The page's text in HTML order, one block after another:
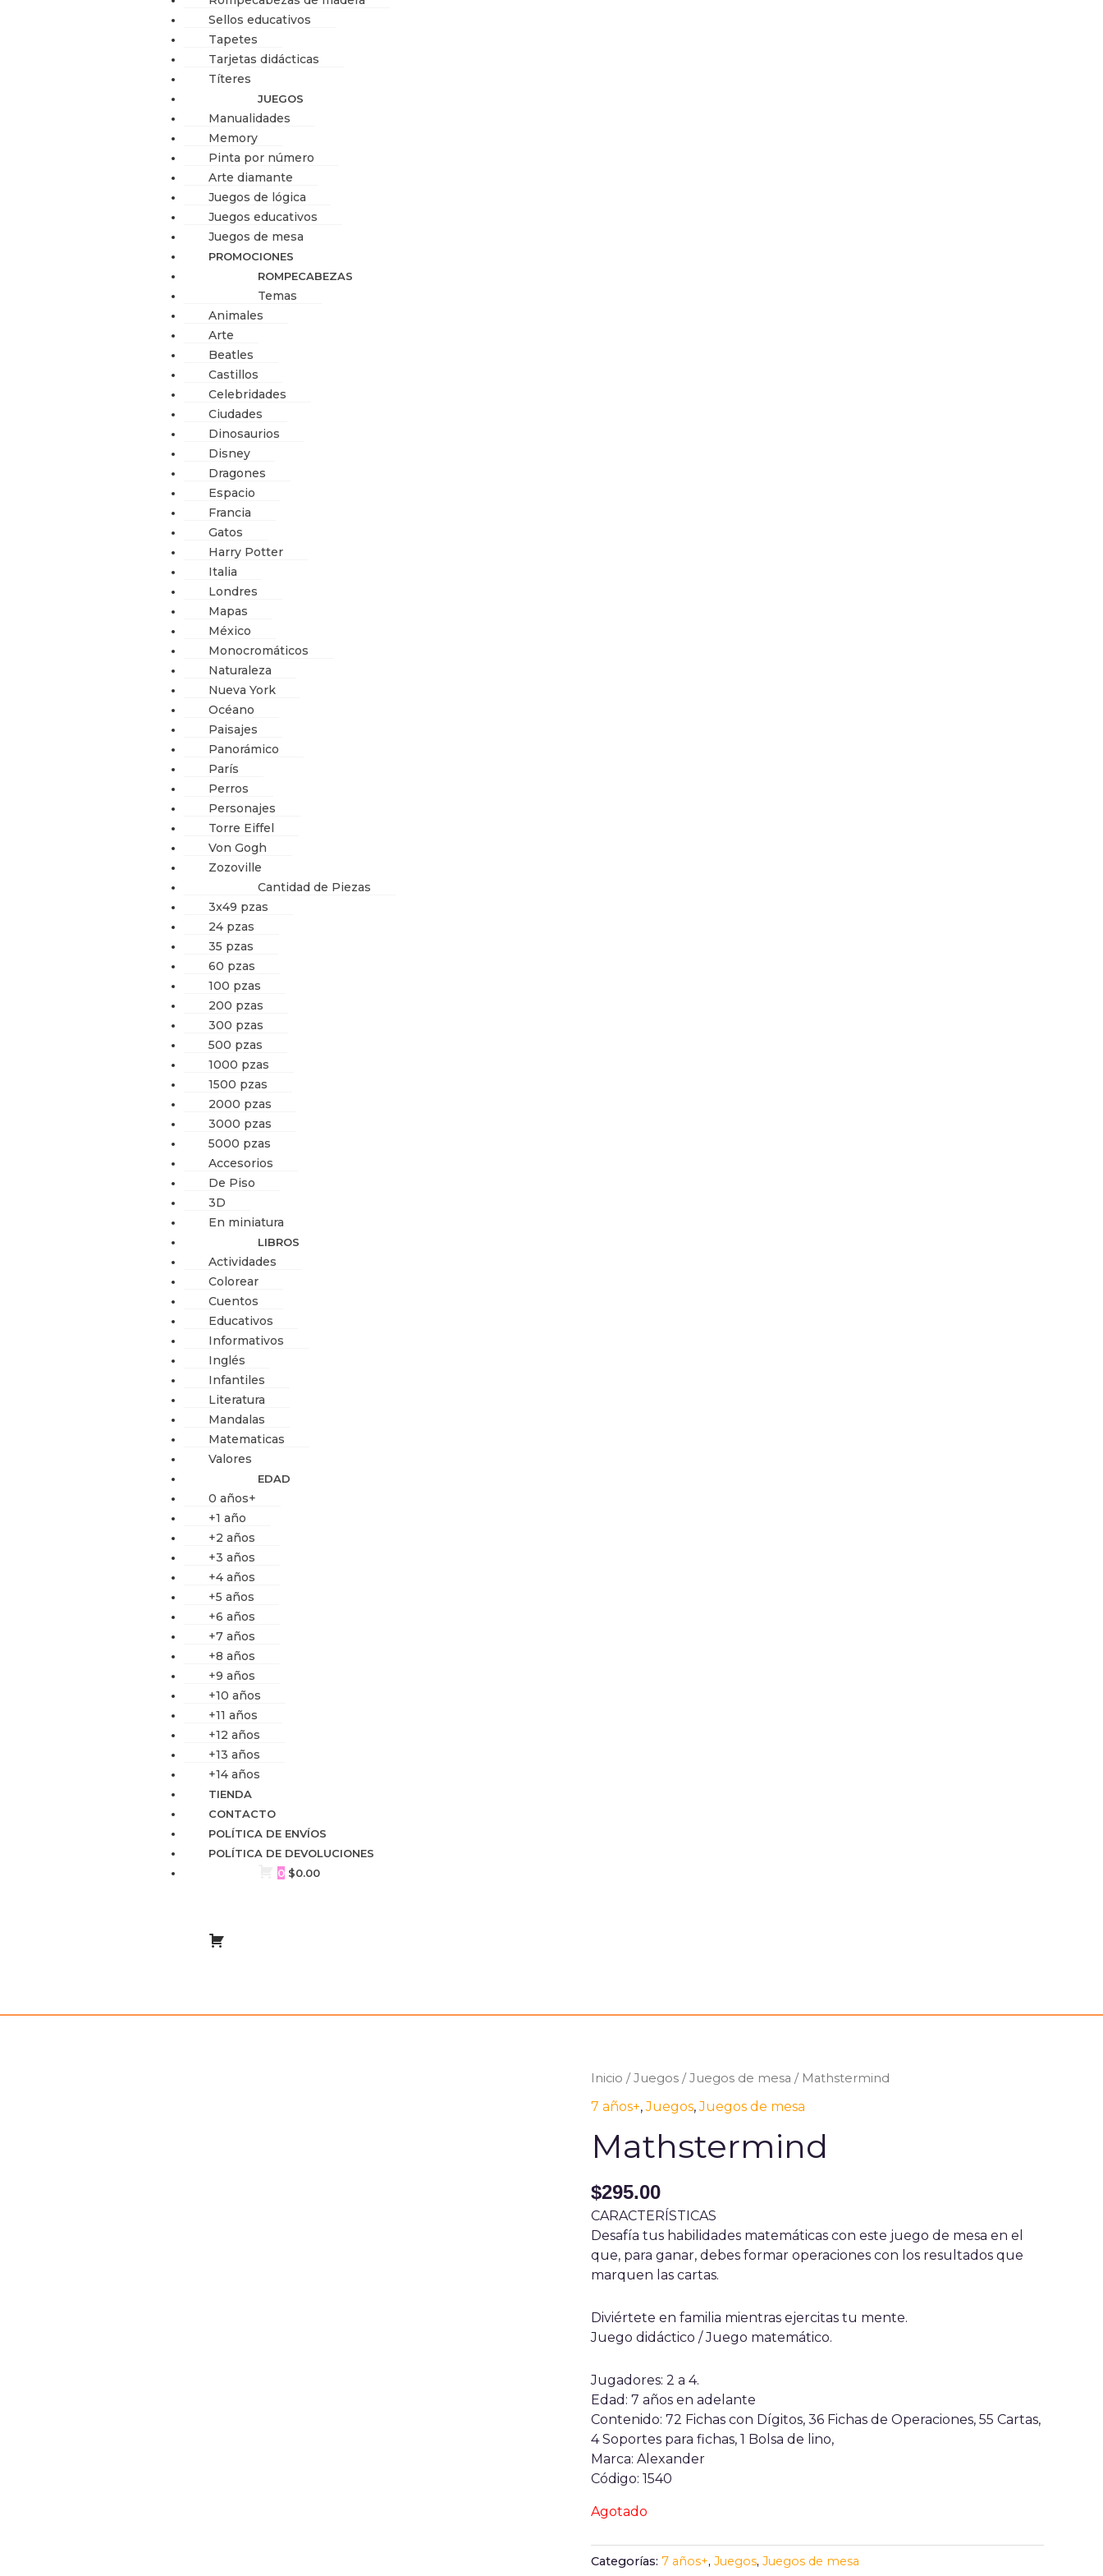
Sellos educativos
Tapetes
Tarjetas didácticas
Títeres
JUEGOS
Manualidades
Memory
Pinta por número
Arte diamante
Juegos de lógica
Juegos educativos
Juegos de mesa
PROMOCIONES
ROMPECABEZAS
Temas
Animales
Arte
Beatles
Castillos
Celebridades
Ciudades
Dinosaurios
Disney
Dragones
Espacio
Francia
Gatos
Harry Potter
Italia
Londres
Mapas
México
Monocromáticos
Naturaleza
Nueva York
Océano
Paisajes
Panorámico
París
Perros
Personajes
Torre Eiffel
Von Gogh
Zozoville
Cantidad de Piezas
3x49 pzas
24 pzas
35 pzas
60 pzas
100 pzas
200 pzas
300 pzas
500 pzas
1000 pzas
1500 pzas
2000 pzas
3000 pzas
5000 pzas
Accesorios
De Piso
3D
En miniatura
LIBROS
Actividades
Colorear
Cuentos
Educativos
Informativos
Inglés
Infantiles
Literatura
Mandalas
Matematicas
Valores
EDAD
0 años+
+1 año
+2 años
+3 años
+4 años
+5 años
+6 años
+7 años
+8 años
+9 años
+10 años
+11 años
+12 años
+13 años
+14 años
TIENDA
CONTACTO
POLÍTICA DE ENVÍOS
POLÍTICA DE DEVOLUCIONES
0 $0.00
Inicio /Juegos /Juegos de mesa / Mathstermind
7 años+,Juegos,Juegos de mesa
Mathstermind
$295.00
CARACTERÍSTICAS
Desafía tus habilidades matemáticas con este juego de mesa en el
que, para ganar, debes formar operaciones con los resultados que
marquen las cartas.
Diviértete en familia mientras ejercitas tu mente.
Juego didáctico / Juego matemático.
Jugadores: 2 a 4.
Edad: 7 años en adelante
Contenido: 72 Fichas con Dígitos, 36 Fichas de Operaciones, 55 Cartas,
4 Soportes para fichas, 1 Bolsa de lino,
Marca: Alexander
Código: 1540
Agotado
Categorías: 7 años+, Juegos, Juegos de mesa